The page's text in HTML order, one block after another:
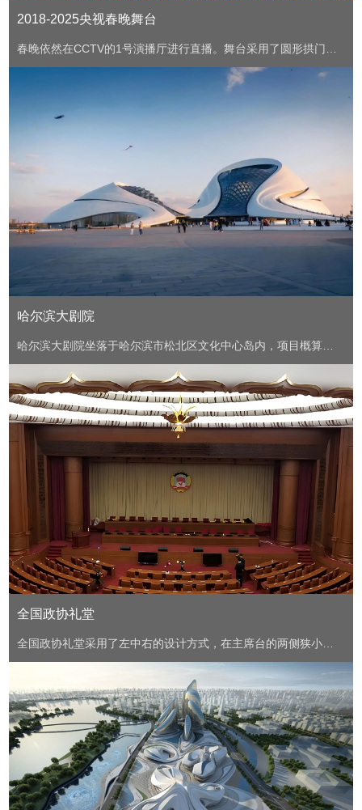
2018-2025央视春晚舞台
春晚依然在CCTV的1号演播厅进行直播。舞台采用了圆形拱门设
计喜庆热烈，既有浓浓的中国传统文化特色同时又具备很强的时
哈尔滨大剧院
哈尔滨大剧院坐落于哈尔滨市松北区文化中心岛内，项目概算总
投资约12.5亿元，是在建或筹建的为数不多的省级剧院，整个剧
院由歌剧院（1600座）和小剧场（400座）组成。
全国政协礼堂
全国政协礼堂采用了左中右的设计方式，在主席台的两侧狭小的
装修空隙中暗装了各3只VIDA L扬声器并纵向组成阵列，在中央声
桥部分也暗装了3只VIDA L并横向组成阵列。